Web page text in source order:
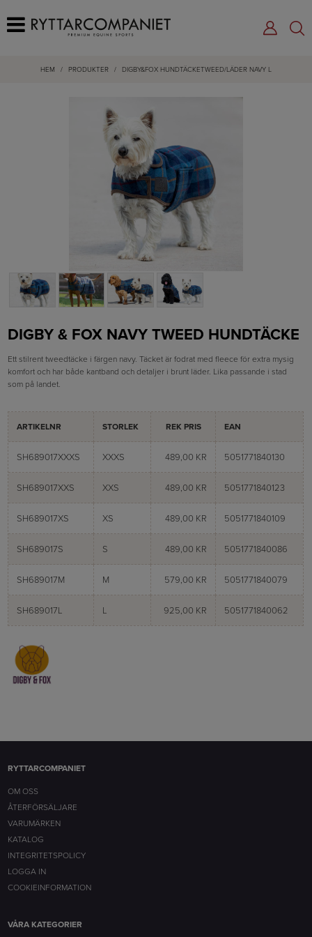
HEM / PRODUKTER / DIGBY&FOX HUNDTÄCKETWEED/LÄDER NAVY L
DIGBY & FOX NAVY TWEED HUNDTÄCKE
Ett stilrent tweedtäcke i färgen navy. Täcket är fodrat med fleece för extra mysig
komfort och har både kantband och detaljer i brunt läder. Lika passande i stad
som på landet.
ARTIKELNR STORLEK REK PRIS EAN
SH689017XXXS XXXS 489,00 KR 5051771840130
SH689017XXS XXS 489,00 KR 5051771840123
SH689017XS XS 489,00 KR 5051771840109
SH689017S S 489,00 KR 5051771840086
SH689017M M 579,00 KR 5051771840079
SH689017L L 925,00 KR 5051771840062
RYTTARCOMPANIET
OM OSS
ÅTERFÖRSÄLJARE
VARUMÄRKEN
KATALOG
INTEGRITETSPOLICY
LOGGA IN
COOKIEINFORMATION
VÅRA KATEGORIER